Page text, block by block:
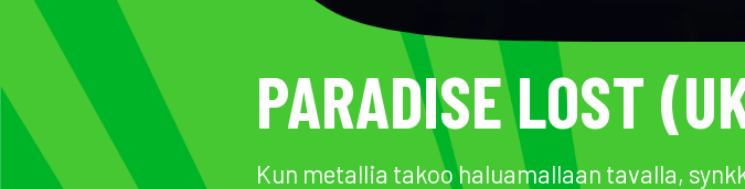
PARADISE LOST
Kun metallia takoo haluamallaan tavalla,